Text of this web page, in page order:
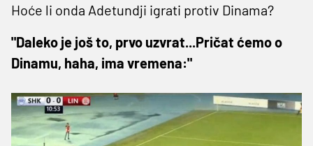
Hoće li onda Adetundji igrati protiv Dinama?
"Daleko je još to, prvo uzvrat...Pričat ćemo o
Dinamu, haha, ima vremena:"